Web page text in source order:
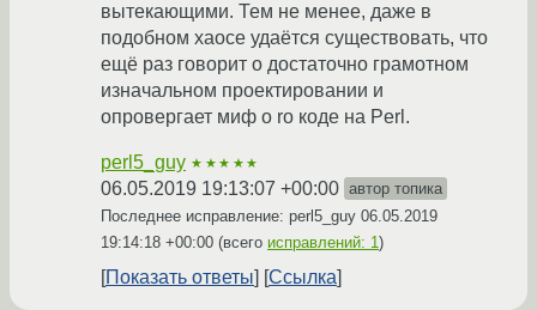
вытекающими. Тем не менее, даже в
подобном хаосе удаётся существовать, что
ещё раз говорит о достаточно грамотном
изначальном проектировании и
опровергает миф о ro коде на Perl.
perl5_guy ★★★★★
06.05.2019 19:13:07 +00:00 автор топика
Последнее исправление: perl5_guy 06.05.2019
19:14:18 +00:00 (всего исправлений: 1)
Показать ответы Ссылка